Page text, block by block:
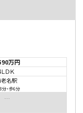
万円
ＤＫ
名駅
分・歩6分
…